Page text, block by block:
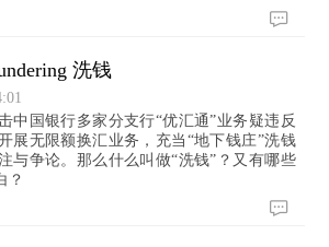
洗钱
中国银行多家分支行“优汇通”业务疑违反
展无限额换汇业务，充当“地下钱庄”洗钱
与争论。那么什么叫做“洗钱”？又有哪些
？